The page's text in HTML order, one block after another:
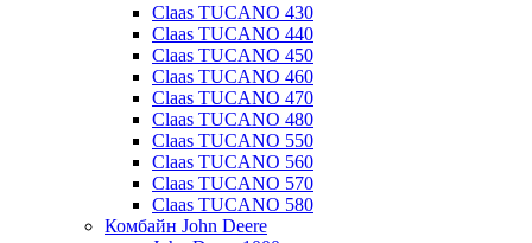
Claas TUCANO 430
Claas TUCANO 440
Claas TUCANO 450
Claas TUCANO 460
Claas TUCANO 470
Claas TUCANO 480
Claas TUCANO 550
Claas TUCANO 560
Claas TUCANO 570
Claas TUCANO 580
Комбайн John Deere